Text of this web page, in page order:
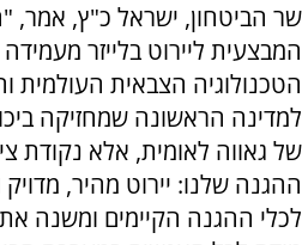
שר הביטחון, ישראל כ"ץ, אמר,
המבצעית ליירוט בלייזר
הטכנולוגיה הצבאית העולמית
למדינה הראשונה שמחזיקה
של גאווה לאומית, אלא נקודת
ההגנה שלנו: יירוט מהיר,
לכלי ההגנה הקיימים ומשנה